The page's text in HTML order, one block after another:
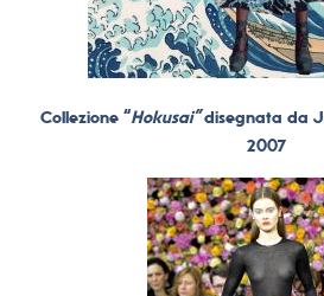
Collezione “Hokusai”disegnata da
2007